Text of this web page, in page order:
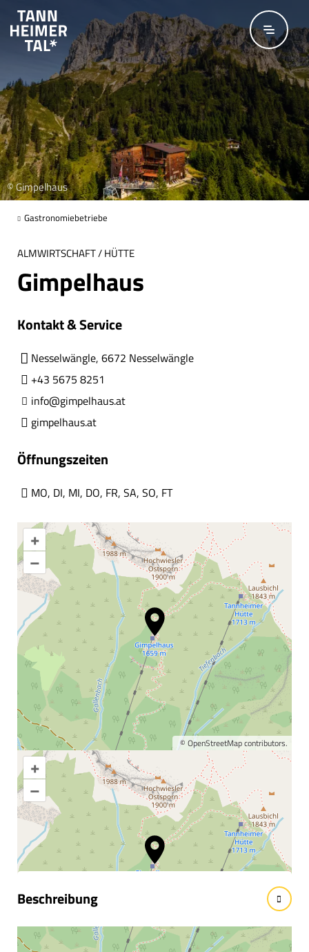
© Gimpelhaus
Gastronomiebetriebe
ALMWIRTSCHAFT / HÜTTE
Gimpelhaus
Kontakt & Service
Nesselwängle, 6672 Nesselwängle
+43 5675 8251
info@gimpelhaus.at
gimpelhaus.at
Öffnungszeiten
MO, DI, MI, DO, FR, SA, SO, FT
+
–
© OpenStreetMapcontributors.
+
–
Karte vergrößern
Informationen &
Wissenswertes
Beschreibung
In sonniger Höhenlage liegt das Gimpelhaus.